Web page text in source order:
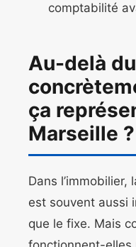
comptabilité
Au-delà
ça
Marseille ?
Dans
est souvent
que le fixe. Mais